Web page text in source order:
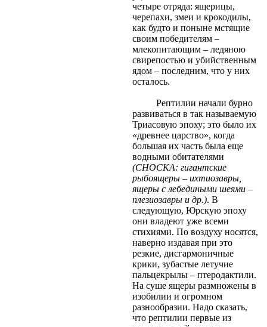
четыре отряда: ящерицы,
черепахи, змеи и крокодилы,
как будто и поныне мстящие
своим победителям –
млекопитающим – ледяною
свирепостью и убийственным
ядом – последним, что у них
осталось.
Рептилии начали бурно
развиваться в так называемую
Триасовую эпоху; это было их
«древнее царство», когда
большая их часть была еще
водными обитателями
(СНОСКА: гигантские
рыбоящеры – ихтиозавры,
ящеры с лебедиными шеями –
плезиозавры и др.). В
следующую, Юрскую эпоху
они владеют уже всеми
стихиями. По воздуху носятся,
наверно издавая при это
резкие, дисгармоничные
крики, зубастые летучие
пальцекрылы – птеродактили.
На суше ящеры размножены в
изобилии и огромном
разнообразии. Надо сказать,
что рептилии первые из